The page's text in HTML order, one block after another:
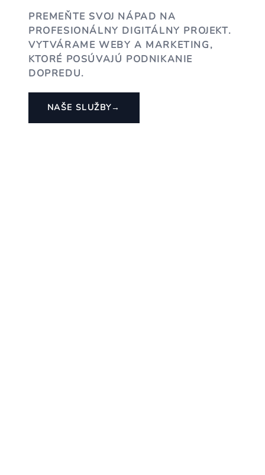
PREMEŇTE SVOJ NÁPAD NA
PROFESIONÁLNY DIGITÁLNY PROJEKT.
VYTVÁRAME WEBY A MARKETING,
KTORÉ POSÚVAJÚ PODNIKANIE
DOPREDU.
NAŠE SLUŽBY→